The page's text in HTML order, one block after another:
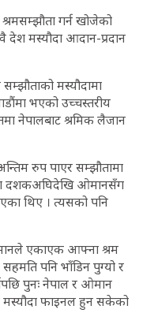
गर्न खोजेको
मस्यौदा आदान-प्रदान
मस्यौदामा
भएको उच्चस्तरीय
नेपालबाट श्रमिक लैजान
रुप पाएर सम्झौतामा
दशकअघिदेखि ओमानसँग
थिए । त्यसको पनि
एकाएक आफ्ना श्रम
पनि भाँडिन पुग्यो र
पुनः नेपाल र ओमान
मस्यौदा फाइनल हुन सकेको